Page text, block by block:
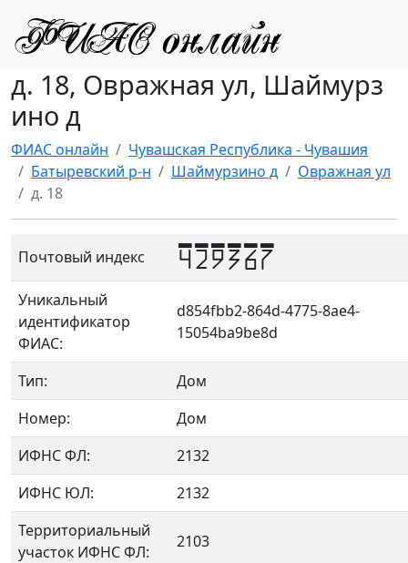
д. 18, Овражная ул, Шаймурз
ино д
ФИАС онлайн
Чувашская Республика - Чувашия
Батыревский р-н
Шаймурзино д
Овражная ул
д. 18
Почтовый индекс 429367
Уникальный
идентификатор
ФИАС:
d854fbb2-864d-4775-8ae4-
15054ba9be8d
Тип:
Дом
Номер:
Дом
ИФНС ФЛ:
2132
ИФНС ЮЛ:
2132
Территориальный
участок ИФНС ФЛ:
2103